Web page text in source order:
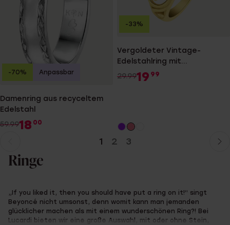
Damenring aus recyceltem
Edelstahl
59.9918 00
-70% Anpassbar
Vergoldeter Vintage-
Edelstahlring mit
rosafarbenem Stein in
Herzform
29.9919 99
-33%
Seite
1 2 3
zurRinge
„If you liked it, then you should have put a ring on it!“ singt
Beyoncé nicht umsonst, denn womit kann man jemanden
glücklicher machen als mit einem wunderschönen Ring?! Bei
Lucardi bieten wir eine große Auswahl, mit oder ohne Stein,